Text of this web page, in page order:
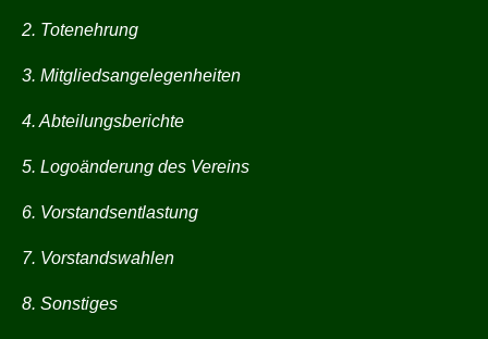
2. Totenehrung
3. Mitgliedsangelegenheiten
4. Abteilungsberichte
5. Logoänderung des Vereins
6. Vorstandsentlastung
7. Vorstandswahlen
8. Sonstiges